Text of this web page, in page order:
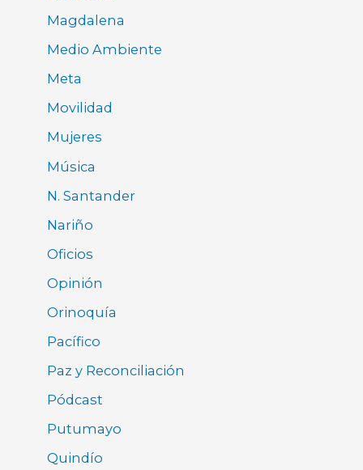
Magdalena
Medio Ambiente
Meta
Movilidad
Mujeres
Música
N. Santander
Nariño
Oficios
Opinión
Orinoquía
Pacífico
Paz y Reconciliación
Pódcast
Putumayo
Quindío